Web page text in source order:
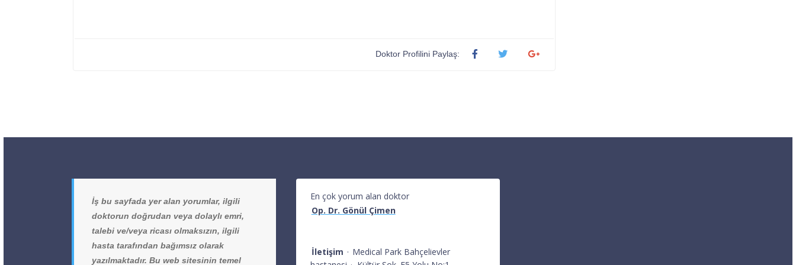
Doktor Profilini Paylaş:
İş bu sayfada yer alan yorumlar, ilgili
doktorun doğrudan veya dolaylı emri,
talebi ve/veya ricası olmaksızın, ilgili
hasta tarafından bağımsız olarak
yazılmaktadır. Bu web sitesinin temel
En çok yorum alan doktor
Op. Dr. Gönül Çimen
İletişim · Medical Park Bahçelievler